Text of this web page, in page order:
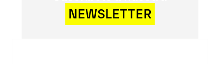
NEWSLETTER